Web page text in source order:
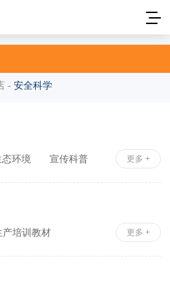
-安全科学
更多 +
态环境
宣传科普
更多 +
产培训教材